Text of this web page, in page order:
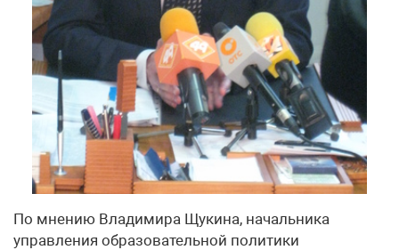
По мнению Владимира Щукина, начальника
управления образовательной политики